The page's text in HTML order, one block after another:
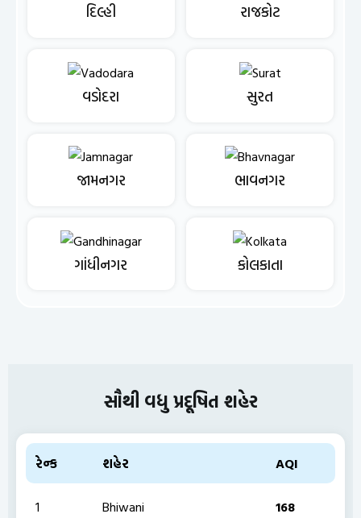
દિલ્હી રાજકોટ
વડોદરા સુરત
જામનગર ભાવનગર
ગાંધીનગર કોલકાતા
સૌથી વધુ પ્રદૂષિત શહેર
રેન્ક શહેર AQI
1 Bhiwani 168